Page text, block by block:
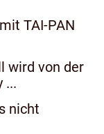
TAI-PAN
wird von der
...
nicht